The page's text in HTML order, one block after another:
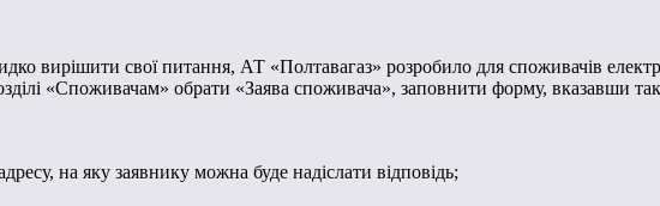
вирішити свої питання, АТ «Полтавагаз» розробило для споживачів
«Споживачам» обрати «Заява споживача», заповнити форму, вказавши
на яку заявнику можна буде надіслати відповідь;